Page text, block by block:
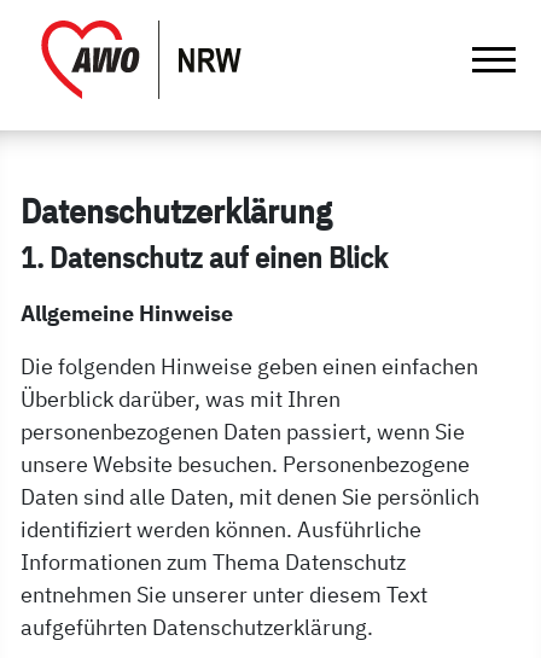
Gathmann Michaelis und Freunde |
Da­ten­schutz­er­klär­ung
1. Datenschutz auf einen Blick
Allgemeine Hinweise
Die folgenden Hinweise geben einen einfachen
Überblick darüber, was mit Ihren
personenbezogenen Daten passiert, wenn Sie
unsere Website besuchen. Personenbezogene
Daten sind alle Daten, mit denen Sie persönlich
identifiziert werden können. Ausführliche
Informationen zum Thema Datenschutz
entnehmen Sie unserer unter diesem Text
aufgeführten Datenschutzerklärung.